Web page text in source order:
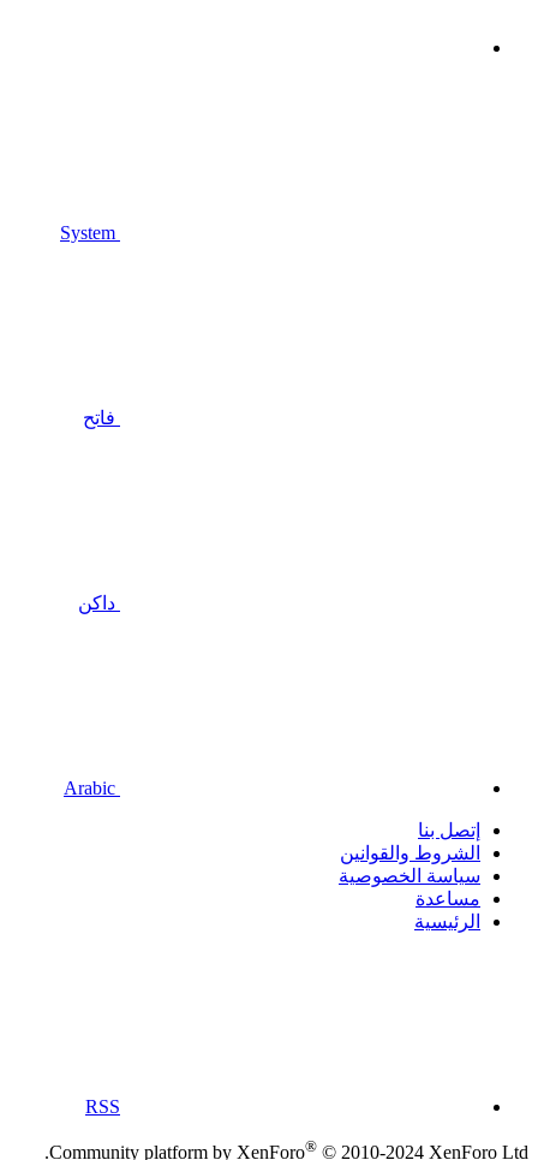
فاتح
داكن
إتصل بنا
الشروط والقوانين
سياسة الخصوصية
مساعدة
الرئيسية
RSS
Community platform by XenForo® © 2010-2024 XenForo Ltd.